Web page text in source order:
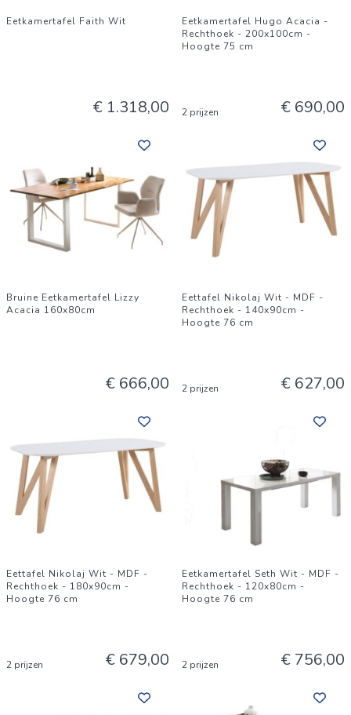
Eetkamertafel Faith Wit
€ 1.318,00
Eetkamertafel Hugo Acacia -
Rechthoek - 200x100cm -
Hoogte 75 cm
2 prijzen € 690,00
Bruine Eetkamertafel Lizzy
Acacia 160x80cm
€ 666,00
Eettafel Nikolaj Wit - MDF -
Rechthoek - 140x90cm -
Hoogte 76 cm
2 prijzen € 627,00
Eettafel Nikolaj Wit - MDF -
Rechthoek - 180x90cm -
Hoogte 76 cm
2 prijzen € 679,00
Eetkamertafel Seth Wit - MDF -
Rechthoek - 120x80cm -
Hoogte 76 cm
2 prijzen € 756,00